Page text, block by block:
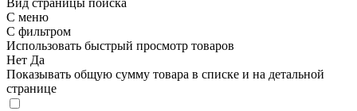
Вид страницы поиска
С меню
С фильтром
Использовать быстрый просмотр товаров
Нет Да
Показывать общую сумму товара в списке и на детальной
странице